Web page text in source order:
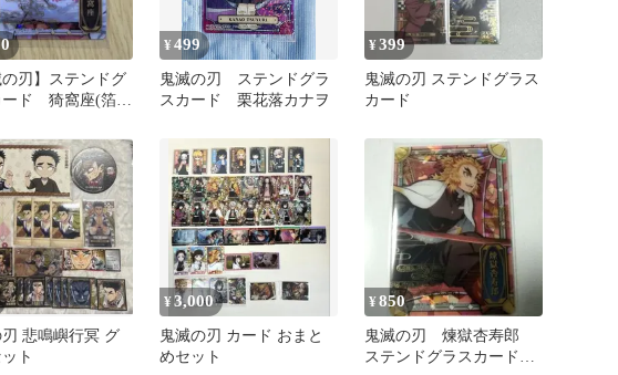
の刃】ステンドグ
ード 猗窩座(箔押
¥499
鬼滅の刃 ステンドグラ
スカード 栗花落カナヲ
¥399
鬼滅の刃 ステンドグラス
カード
刃 悲鳴嶼行冥 グ
ト
¥3,000
鬼滅の刃 カード おまと
めセット
¥850
鬼滅の刃 煉獄杏寿郎
ステンドグラスカード